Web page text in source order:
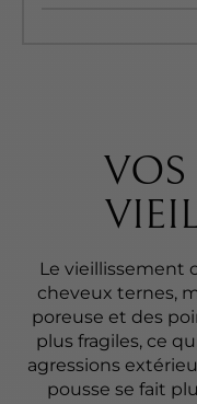
VOS
Le vieillissement
cheveux ternes,
poreuse et des
plus fragiles, ce
agressions
pousse se fait